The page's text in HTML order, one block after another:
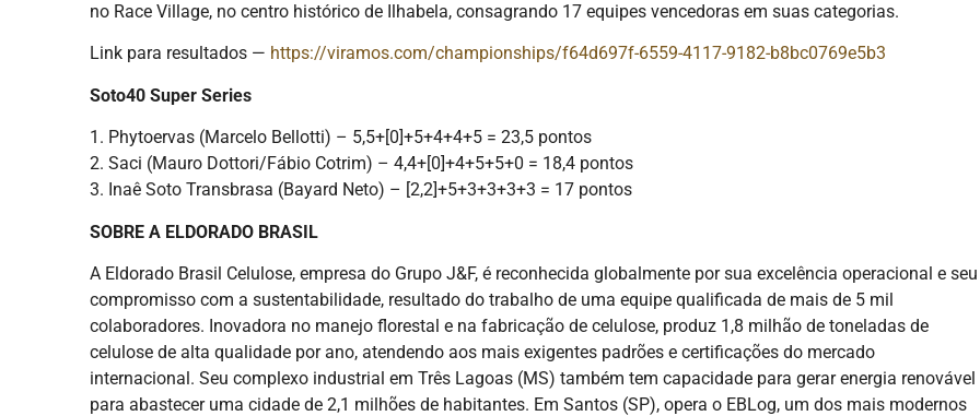
no Race Village, no centro histórico de Ilhabela, consagrando 17 equipes vencedoras em suas categorias.
Link para resultados — https://viramos.com/championships/f64d697f-6559-4117-9182-b8bc0769e5b3
Soto40 Super Series
1. Phytoervas (Marcelo Bellotti) – 5,5+[0]+5+4+4+5 = 23,5 pontos
2. Saci (Mauro Dottori/Fábio Cotrim) – 4,4+[0]+4+5+5+0 = 18,4 pontos
3. Inaê Soto Transbrasa (Bayard Neto) – [2,2]+5+3+3+3+3 = 17 pontos
SOBRE A ELDORADO BRASIL
A Eldorado Brasil Celulose, empresa do Grupo J&F, é reconhecida globalmente por sua excelência operacional e seu
compromisso com a sustentabilidade, resultado do trabalho de uma equipe qualificada de mais de 5 mil
colaboradores. Inovadora no manejo florestal e na fabricação de celulose, produz 1,8 milhão de toneladas de
celulose de alta qualidade por ano, atendendo aos mais exigentes padrões e certificações do mercado
internacional. Seu complexo industrial em Três Lagoas (MS) também tem capacidade para gerar energia renovável
para abastecer uma cidade de 2,1 milhões de habitantes. Em Santos (SP), opera o EBLog, um dos mais modernos